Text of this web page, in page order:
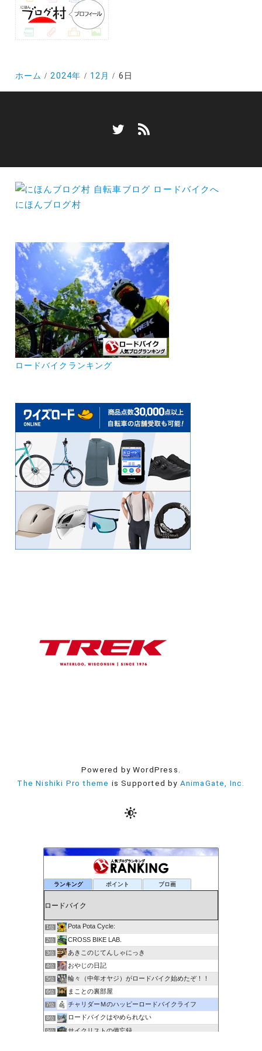
ホーム 2024年 12月 6日
にほんブログ村
ロードバイクランキング
Powered by WordPress.
The Nishiki Pro theme is Supported by AnimaGate, Inc.
ランキング ポイント ブロ画
1位 Pota Pota Cycle:
2位 CROSS BIKE LAB.
3位 あきこのじてんしゃにっき
4位 おやじの日記
5位 輪々（中年オヤジ）がロードバイク始めたぞ！！
6位 まことの裏部屋
7位 チャリダーＭのハッピーロードバイクライフ
8位 ロードバイクはやめられない
9位 サイクリストの備忘録